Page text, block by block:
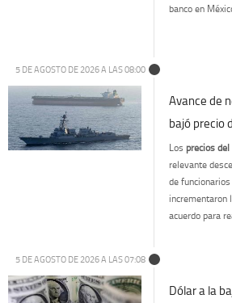
banco en
5 DE AGOSTO DE 2026 A LAS 08:00
Avance de
bajó precio
Los precios
relevante
de
incrementaron
acuerdo para
5 DE AGOSTO DE 2026 A LAS 07:08
Dólar a la